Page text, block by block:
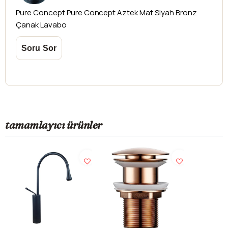
Pure ConceptPure Concept Aztek Mat Siyah Bronz
Çanak Lavabo
tamamlayıcı ürünler